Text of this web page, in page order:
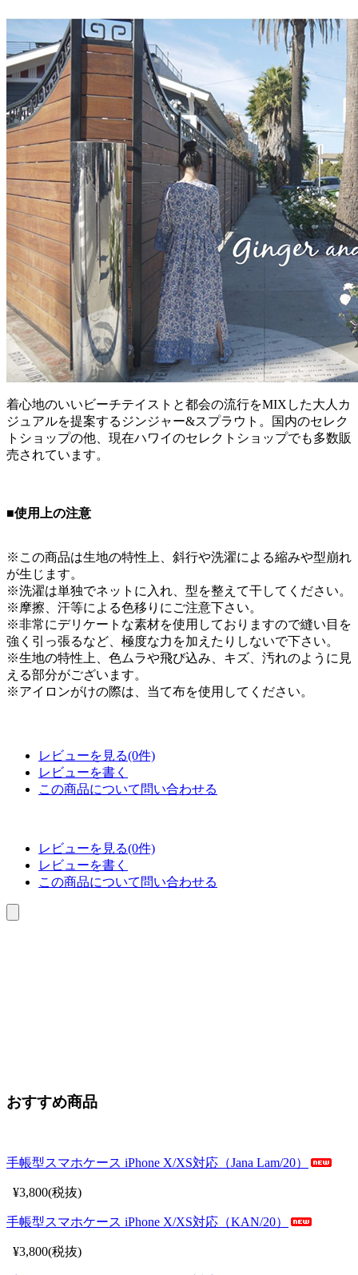
着心地のいいビーチテイストと都会の流行をMIXした大人カ
ジュアルを提案するジンジャー&スプラウト。国内のセレク
トショップの他、現在ハワイのセレクトショップでも多数販
売されています。
■使用上の注意
※この商品は生地の特性上、斜行や洗濯による縮みや型崩れ
が生じます。
※洗濯は単独でネットに入れ、型を整えて干してください。
※摩擦、汗等による色移りにご注意下さい。
※非常にデリケートな素材を使用しておりますので縫い目を
強く引っ張るなど、極度な力を加えたりしないで下さい。
※生地の特性上、色ムラや飛び込み、キズ、汚れのように見
える部分がございます。
※アイロンがけの際は、当て布を使用してください。
レビューを見る(0件)
レビューを書く
この商品について問い合わせる
レビューを見る(0件)
レビューを書く
この商品について問い合わせる
おすすめ商品
手帳型スマホケース iPhone X/XS対応（Jana Lam/20）
¥3,800(税抜)
手帳型スマホケース iPhone X/XS対応（KAN/20）
¥3,800(税抜)